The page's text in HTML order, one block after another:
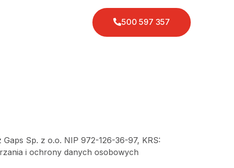
500 597 357
Sp. z o.o. NIP 972-126-36-97, KRS:
i ochrony danych osobowych